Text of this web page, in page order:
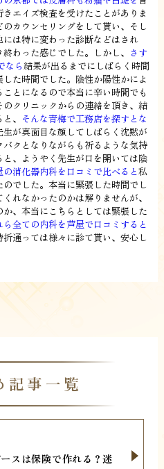
エイズ検査を受けたことがありま
カウンセリングをして貰い、そし
は特に変わった診断などはされ
わった感じでした。しかし、 さす
なら結果が出るまでにしばらく時間
た時間でした。陰性か陽性かによ
とになるので本当に辛い時間でも
クリニックからの連絡を頂き、結
、 そんな青梅で工務店を探すとな
が真面目な顔してしばらく沈黙が
クとなりながらも祈るような気持
、ようやく先生が口を開いては陰
の消化器内科を口コミで比べると私
でした。本当に緊張した時間でし
れなかったのかは解りませんが、
、本当にこちらとしては緊張した
ら全ての内科を芦屋で口コミすると
通っては様々に診て貰い、安心し
記事一覧
スは保険で作れる？迷